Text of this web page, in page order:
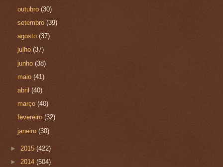
outubro(30)
setembro(39)
agosto(37)
julho(37)
junho(38)
maio(41)
abril(40)
março(40)
fevereiro(32)
janeiro(30)
► 2015 (422)
► 2014 (504)